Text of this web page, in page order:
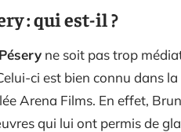
: qui est-il ?
ne soit pas trop
ci est bien connu dans
Arena Films. En effet,
qui lui ont permis de